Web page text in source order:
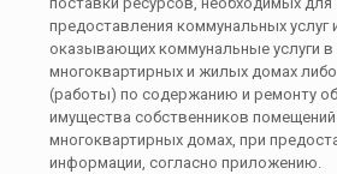
предоставления коммунальных услуг
оказывающих коммунальные услуги в
многоквартирных и жилых домах либо
(работы) по содержанию и ремонту
имущества собственников
многоквартирных домах, при
информации, согласно приложению.